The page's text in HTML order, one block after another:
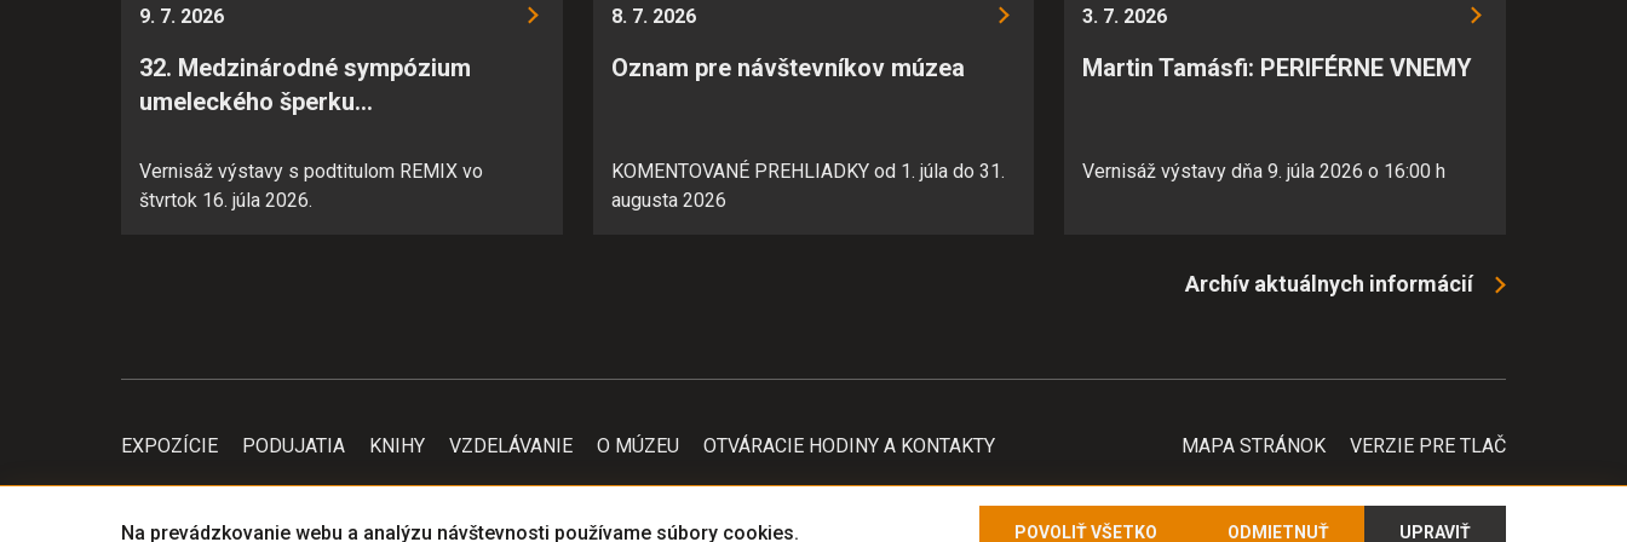
9. 7. 2026
32. Medzinárodné sympózium
umeleckého šperku…
Vernisáž výstavy s podtitulom REMIX vo
štvrtok 16. júla 2026.
8. 7. 2026
Oznam pre návštevníkov múzea
KOMENTOVANÉ PREHLIADKY od 1. júla do 31.
augusta 2026
3. 7. 2026
Martin Tamásfi: PERIFÉRNE VNEMY
Vernisáž výstavy dňa 9. júla 2026 o 16:00 h
Archív aktuálnych informácií
EXPOZÍCIE PODUJATIA KNIHY VZDELÁVANIE O MÚZEU OTVÁRACIE HODINY A KONTAKTY MAPA STRÁNOK VERZIE PRE TLAČ
Na prevádzkovanie webu a analýzu návštevnosti používame súbory cookies. POVOLIŤ VŠETKO ODMIETNUŤ UPRAVIŤ
Analytické cookies pomáhajú prevádzkovateľovi stránok pochopiť, ako návštevníci stránok stránku používajú, aby mohol
konkrétnou osobou.